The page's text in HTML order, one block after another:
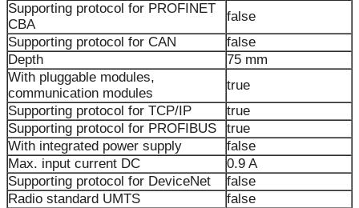
Supporting protocol for PROFINET
CBA
false
Supporting protocol for CAN
false
Depth
75 mm
With pluggable modules,
communication modules
true
Supporting protocol for TCP/IP
true
Supporting protocol for PROFIBUS
true
With integrated power supply
false
Max. input current DC
0.9 A
Supporting protocol for DeviceNet
false
Radio standard UMTS
false